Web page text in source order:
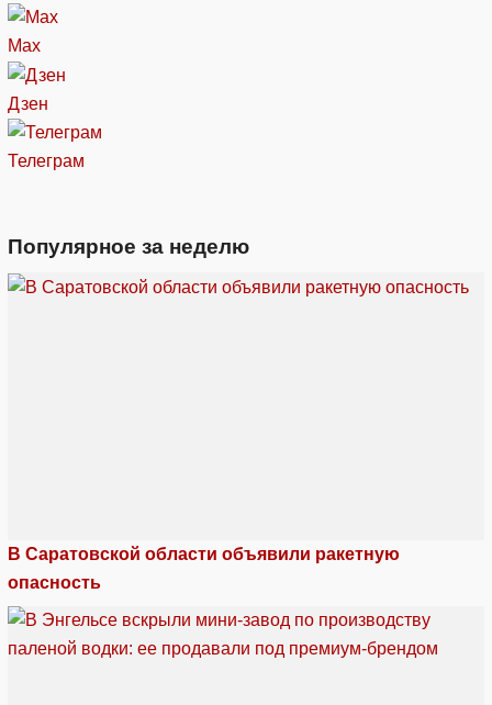
Max
Дзен
Телеграм
Популярное за неделю
В Саратовской области объявили ракетную
опасность